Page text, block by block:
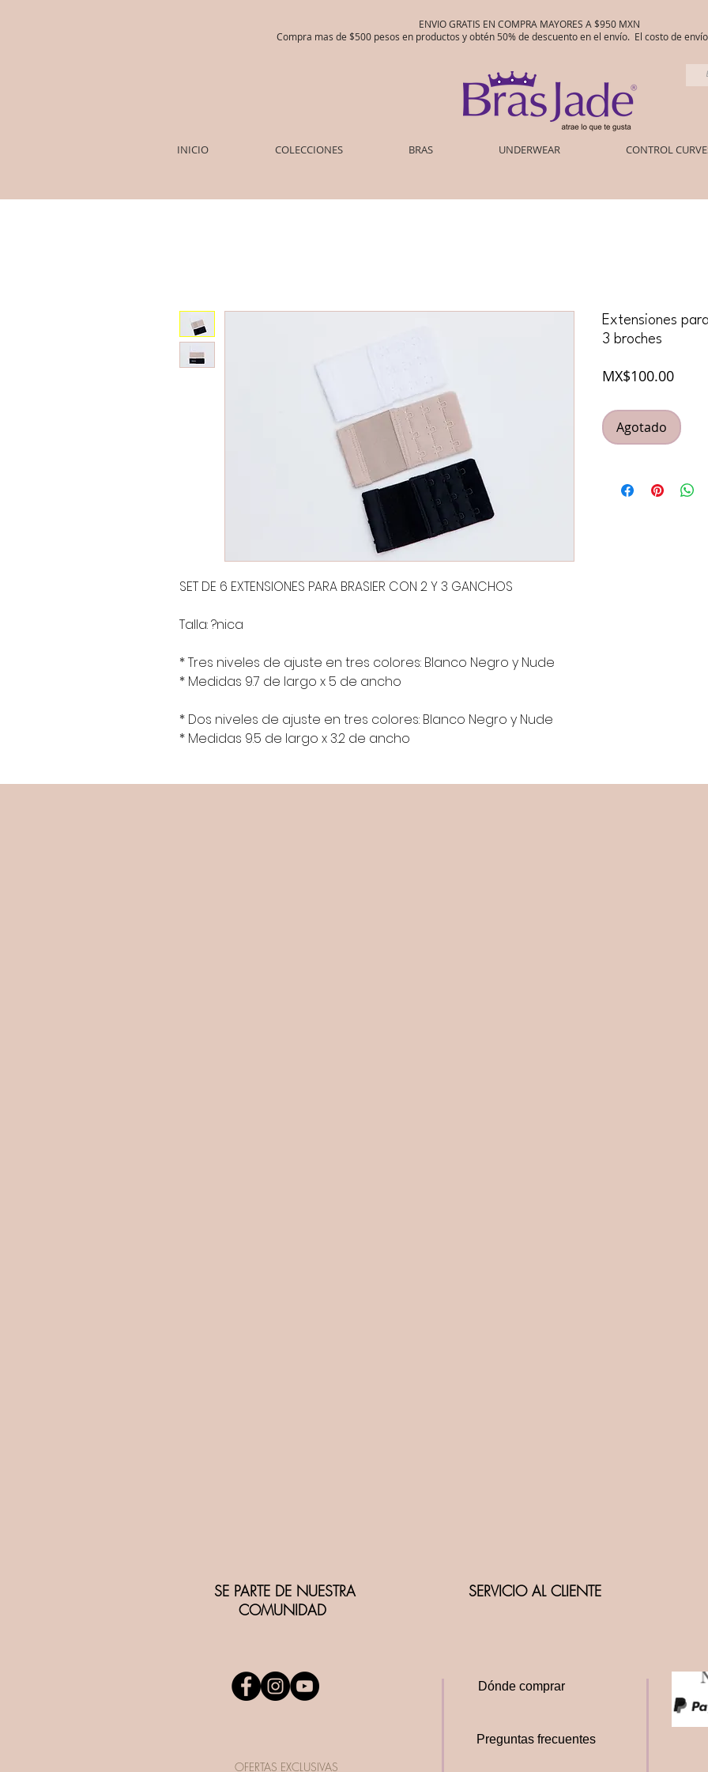
ENVIO GRATIS EN COMPRA MAYORES A $950 MXN
Compra mas de $500 pesos en productos y obtén 50% de descuento en el envío. El costo de
INICIO COLECCIONES BRAS UNDERWEAR CONTROL
SET DE 6 EXTENSIONES PARA BRASIER CON 2 Y 3 GANCHOS
Talla: ?nica
* Tres niveles de ajuste en tres colores: Blanco Negro y Nude
* Medidas 9.7 de largo x 5 de ancho
* Dos niveles de ajuste en tres colores: Blanco Negro y Nude
* Medidas 9.5 de largo x 3.2 de ancho
Extensiones
3 broches
MX$100.00
Agotado
SE PARTE DE NUESTRA
COMUNIDAD
SERVICIO AL CLIENTE
OFERTAS EXCLUSIVAS
Dónde comprar
Preguntas frecuentes